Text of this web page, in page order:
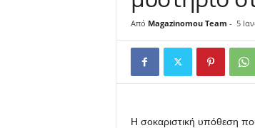
i
n
M
Από Magazinomou Team - 5
Η σοκαριστική υπόθεση